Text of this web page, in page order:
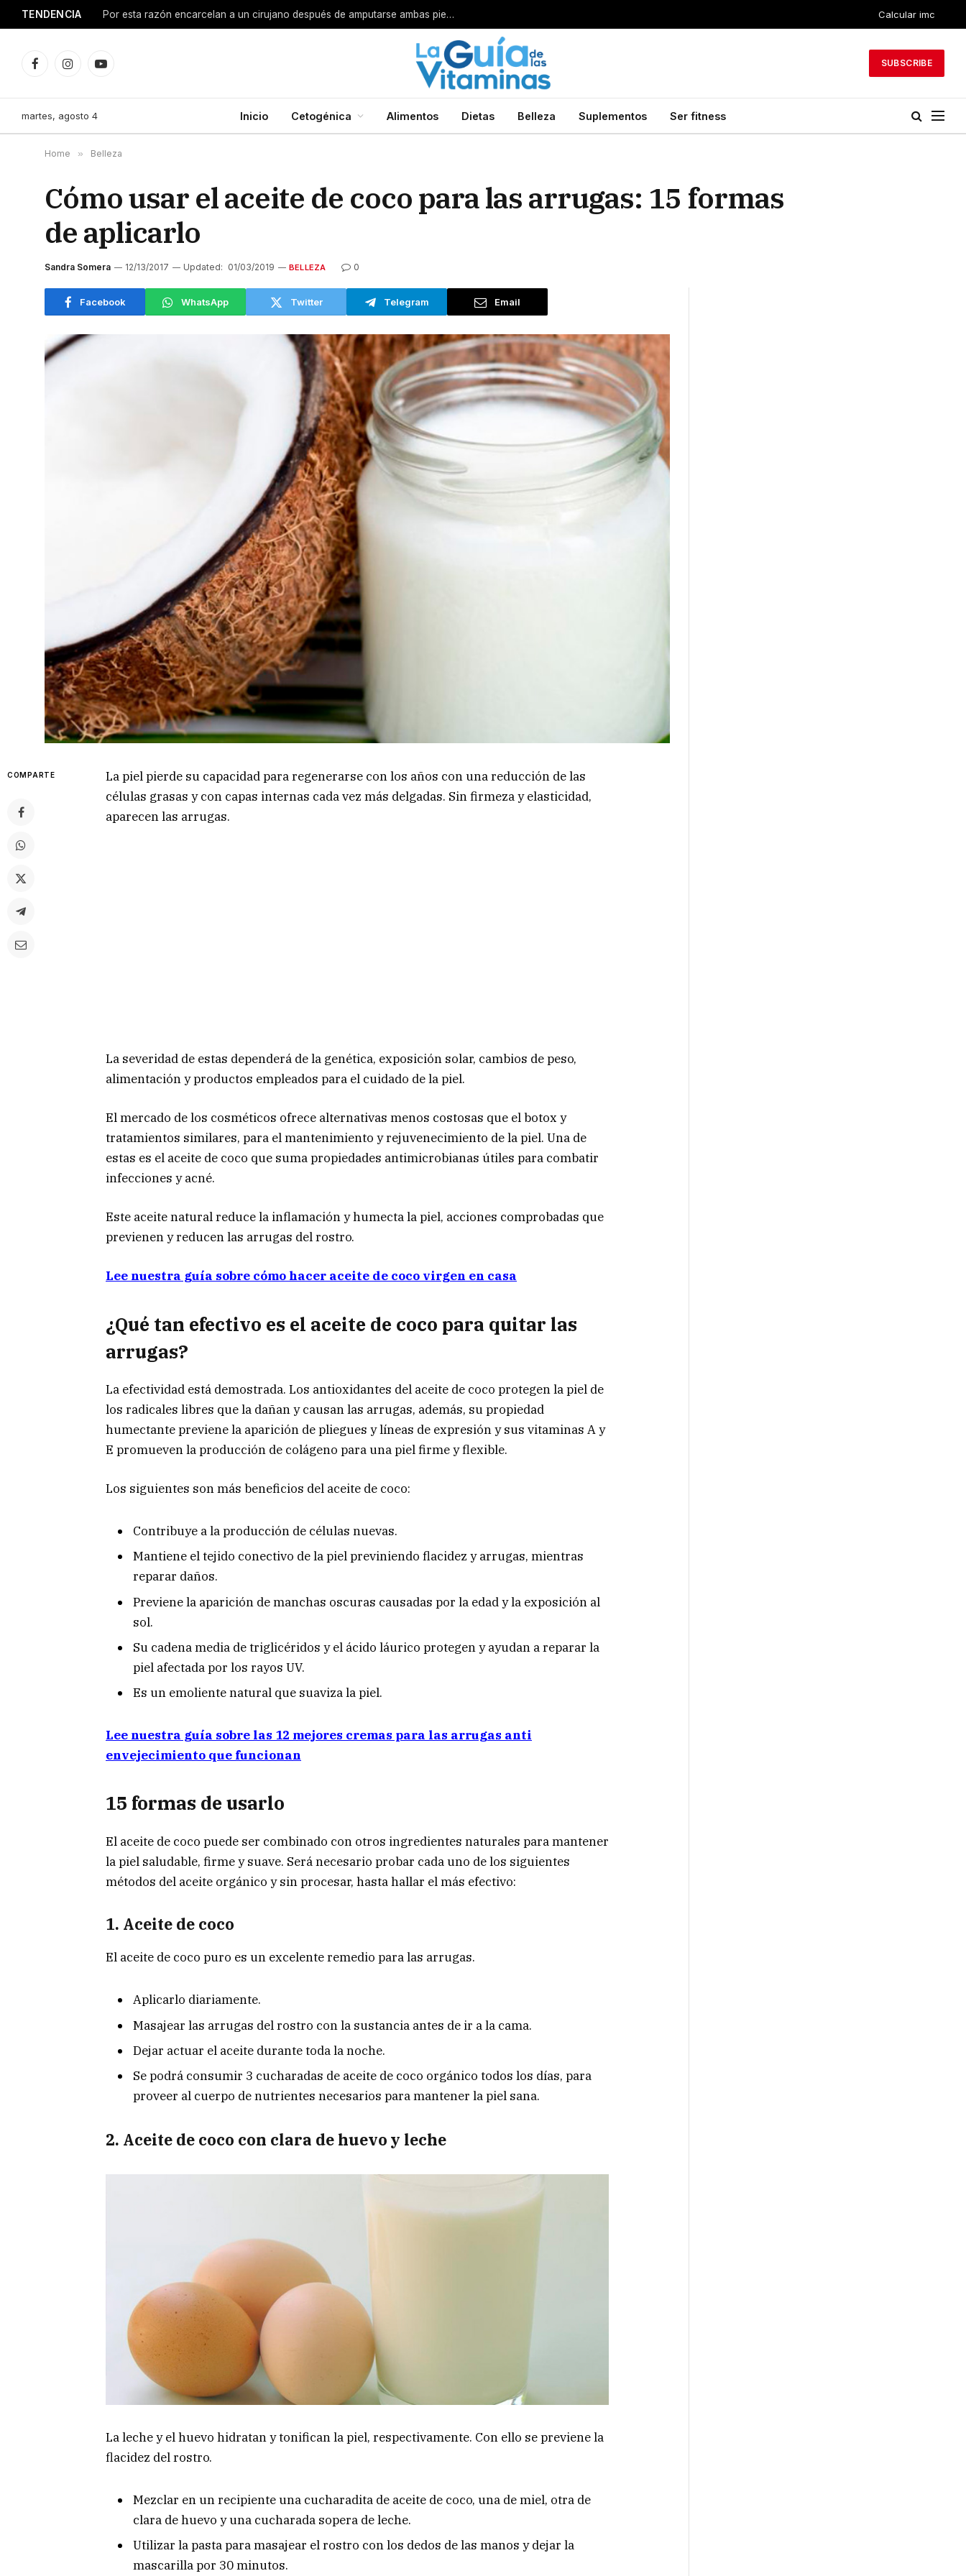
TENDENCIA Por esta razón encarcelan a un cirujano después de amputarse ambas piernas Calcular imc
FacebookInstagramYouTube
SUBSCRIBE
martes, agosto 4 Inicio Cetogénica Alimentos Dietas Belleza Suplementos Ser fitness
Home » Belleza
Cómo usar el aceite de coco para las arrugas: 15 formas
de aplicarlo
Sandra Somera 12/13/2017 Updated: 01/03/2019 BELLEZA 0
Facebook WhatsApp Twitter Telegram Email
COMPARTE
La piel pierde su capacidad para regenerarse con los años con una reducción de las
células grasas y con capas internas cada vez más delgadas. Sin firmeza y elasticidad,
aparecen las arrugas.
La severidad de estas dependerá de la genética, exposición solar, cambios de peso,
alimentación y productos empleados para el cuidado de la piel.
El mercado de los cosméticos ofrece alternativas menos costosas que el botox y
tratamientos similares, para el mantenimiento y rejuvenecimiento de la piel. Una de
estas es el aceite de coco que suma propiedades antimicrobianas útiles para combatir
infecciones y acné.
Este aceite natural reduce la inflamación y humecta la piel, acciones comprobadas que
previenen y reducen las arrugas del rostro.
Lee nuestra guía sobre cómo hacer aceite de coco virgen en casa
¿Qué tan efectivo es el aceite de coco para quitar las
arrugas?
La efectividad está demostrada. Los antioxidantes del aceite de coco protegen la piel de
los radicales libres que la dañan y causan las arrugas, además, su propiedad
humectante previene la aparición de pliegues y líneas de expresión y sus vitaminas A y
E promueven la producción de colágeno para una piel firme y flexible.
Los siguientes son más beneficios del aceite de coco:
Contribuye a la producción de células nuevas.
Mantiene el tejido conectivo de la piel previniendo flacidez y arrugas, mientras
reparar daños.
Previene la aparición de manchas oscuras causadas por la edad y la exposición al
sol.
Su cadena media de triglicéridos y el ácido láurico protegen y ayudan a reparar la
piel afectada por los rayos UV.
Es un emoliente natural que suaviza la piel.
Lee nuestra guía sobre las 12 mejores cremas para las arrugas anti
envejecimiento que funcionan
15 formas de usarlo
El aceite de coco puede ser combinado con otros ingredientes naturales para mantener
la piel saludable, firme y suave. Será necesario probar cada uno de los siguientes
métodos del aceite orgánico y sin procesar, hasta hallar el más efectivo:
1. Aceite de coco
El aceite de coco puro es un excelente remedio para las arrugas.
Aplicarlo diariamente.
Masajear las arrugas del rostro con la sustancia antes de ir a la cama.
Dejar actuar el aceite durante toda la noche.
Se podrá consumir 3 cucharadas de aceite de coco orgánico todos los días, para
proveer al cuerpo de nutrientes necesarios para mantener la piel sana.
2. Aceite de coco con clara de huevo y leche
La leche y el huevo hidratan y tonifican la piel, respectivamente. Con ello se previene la
flacidez del rostro.
Mezclar en un recipiente una cucharadita de aceite de coco, una de miel, otra de
clara de huevo y una cucharada sopera de leche.
Utilizar la pasta para masajear el rostro con los dedos de las manos y dejar la
mascarilla por 30 minutos.